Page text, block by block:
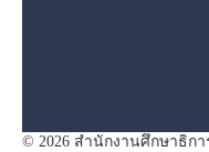
© 2026 สำนักงานศึกษาธิก